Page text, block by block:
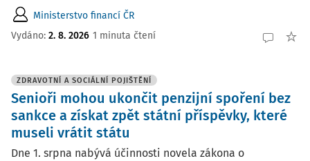
Ministerstvo financí ČR
Vydáno: 2. 8. 2026 1 minuta čtení
ZDRAVOTNÍ A SOCIÁLNÍ POJIŠTĚNÍ
Senioři mohou ukončit penzijní spoření bez
sankce a získat zpět státní příspěvky, které
museli vrátit státu
Dne 1. srpna nabývá účinnosti novela zákona o